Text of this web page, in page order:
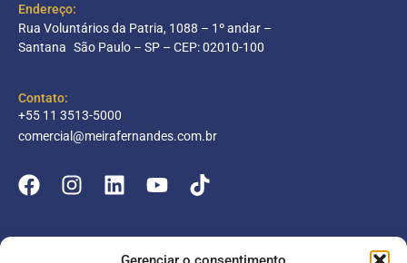
Endereço:
Rua Voluntários da Patria, 1088 – 1º andar –
Santana São Paulo – SP – CEP: 02010-100
Contato:
+55 11 3513-5000
comercial@meirafernandes.com.br